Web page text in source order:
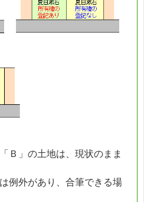
Ｂ」の土地は、現状のまま
例外があり、合筆できる場